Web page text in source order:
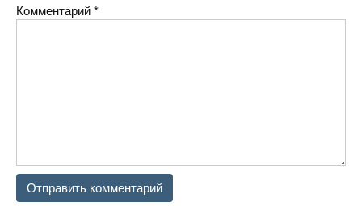
Комментарий *